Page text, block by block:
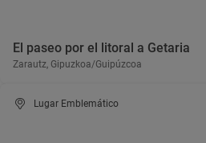
El paseo por el litoral a Getaria
Zarautz, Gipuzkoa/Guipúzcoa
Lugar Emblemático